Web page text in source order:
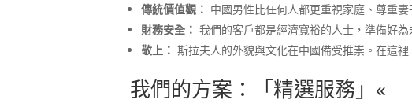
傳統價值觀： 中國男性比任何人都更重視家庭、尊重
財務安全： 我們的客戶都是經濟寬裕的人士，準備好
敬上： 斯拉夫人的外貌與文化在中國備受推崇。在這
我們的方案：「精選服務」«